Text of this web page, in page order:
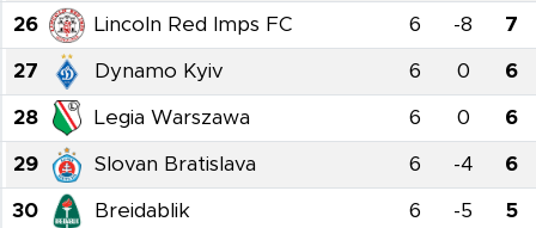
26 Lincoln Red Imps FC 6 -8 7
27 Dynamo Kyiv 6 0 6
28 Legia Warszawa 6 0 6
29 Slovan Bratislava 6 -4 6
30 Breidablik 6 -5 5